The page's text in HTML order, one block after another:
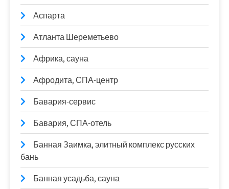
Аспарта
Атланта Шереметьево
Африка, сауна
Афродита, СПА-центр
Бавария-сервис
Бавария, СПА-отель
Банная Заимка, элитный комплекс русских
бань
Банная усадьба, сауна